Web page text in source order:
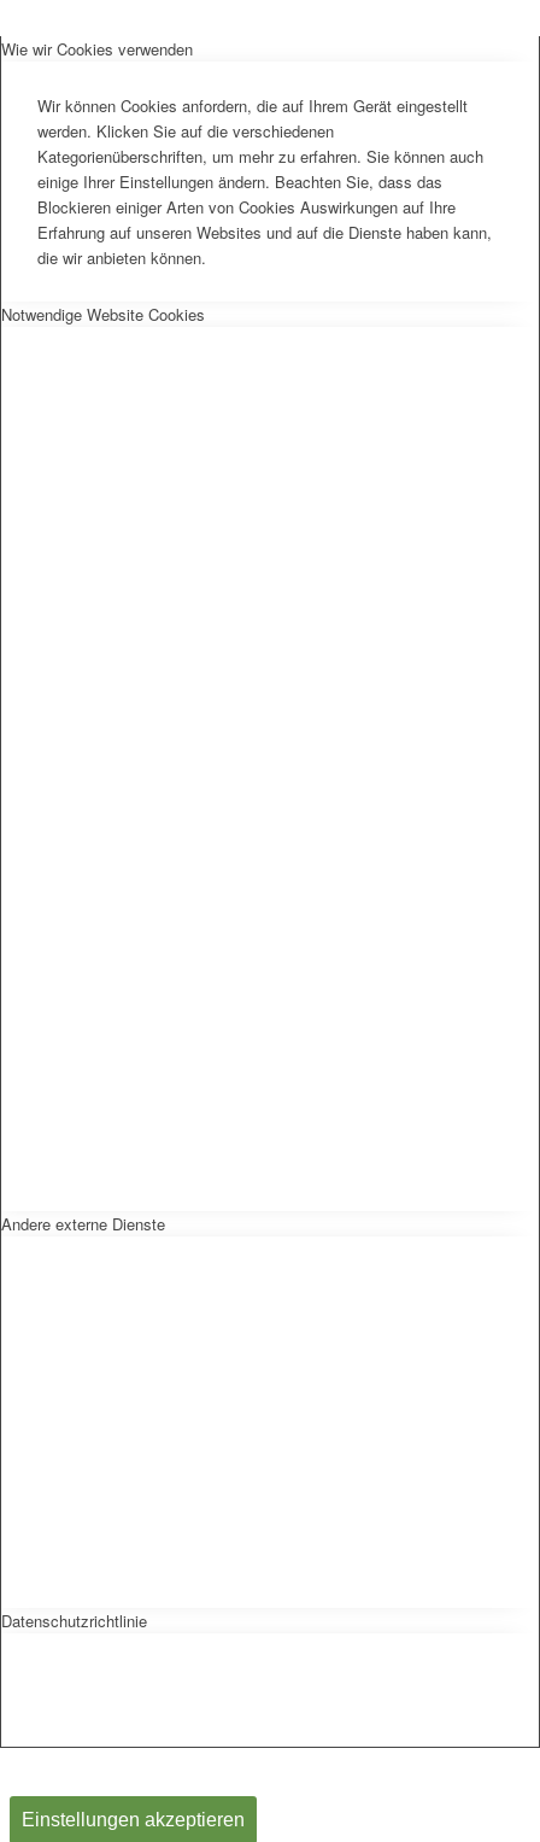
Wie wir Cookies verwenden
Wir können Cookies anfordern, die auf Ihrem Gerät eingestellt
werden. Klicken Sie auf die verschiedenen
Kategorienüberschriften, um mehr zu erfahren. Sie können auch
einige Ihrer Einstellungen ändern. Beachten Sie, dass das
Blockieren einiger Arten von Cookies Auswirkungen auf Ihre
Erfahrung auf unseren Websites und auf die Dienste haben kann,
die wir anbieten können.
Notwendige Website Cookies
Andere externe Dienste
Datenschutzrichtlinie
Einstellungen akzeptieren